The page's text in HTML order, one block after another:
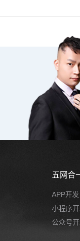
五网合
APP开发
小程序
公众号